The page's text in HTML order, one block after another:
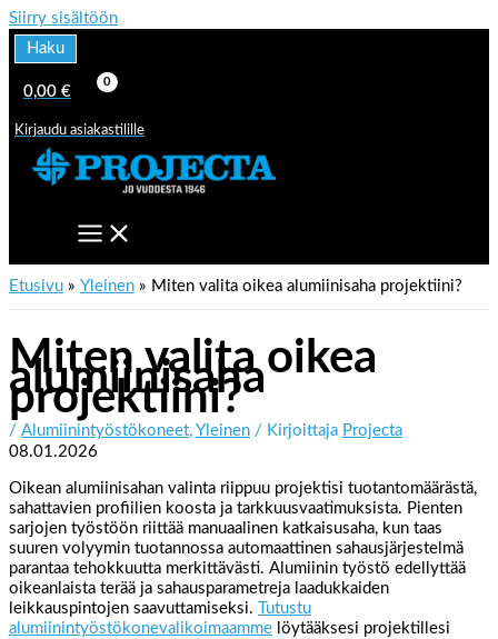
Siirry sisältöön
Haku
0,00 €
Kirjaudu asiakastilille
Etusivu Yleinen Miten valita oikea alumiinisaha projektiini?
Miten valita oikea
alumiinisaha
projektiini?
/ Alumiinintyöstökoneet, Yleinen / Kirjoittaja Projecta
08.01.2026
Oikean alumiinisahan valinta riippuu projektisi tuotantomäärästä,
sahattavien profiilien koosta ja tarkkuusvaatimuksista. Pienten
sarjojen työstöön riittää manuaalinen katkaisusaha, kun taas
suuren volyymin tuotannossa automaattinen sahausjärjestelmä
parantaa tehokkuutta merkittävästi. Alumiinin työstö edellyttää
oikeanlaista terää ja sahausparametreja laadukkaiden
leikkauspintojen saavuttamiseksi.
Tutustu
alumiinintyöstökonevalikoimaamme löytääksesi projektillesi